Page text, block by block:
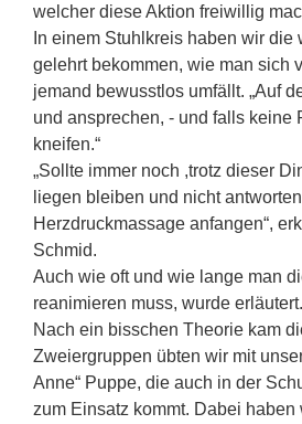
welcher diese Aktion freiwillig
In einem Stuhlkreis haben wir die
gelehrt bekommen, wie man sich
jemand bewusstlos umfällt. „Auf
und ansprechen, - und falls keine
kneifen.“
„Sollte immer noch ,trotz dieser
liegen bleiben und nicht
Herzdruckmassage anfangen“,
Schmid.
Auch wie oft und wie lange man
reanimieren muss, wurde erläutert.
Nach ein bisschen Theorie kam
Zweiergruppen übten wir mit
Anne“ Puppe, die auch in der
zum Einsatz kommt. Dabei haben